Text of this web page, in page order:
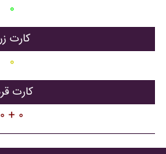
۰
کارت
۰
کارت
۰ + ۰